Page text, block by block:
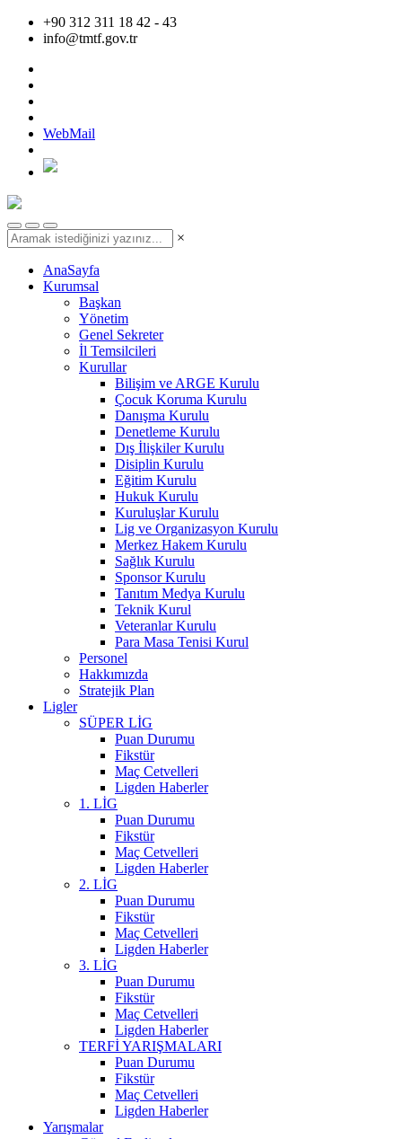
+90 312 311 18 42 - 43
info@tmtf.gov.tr
WebMail
×
AnaSayfa
Kurumsal
Başkan
Yönetim
Genel Sekreter
İl Temsilcileri
Kurullar
Bilişim ve ARGE Kurulu
Çocuk Koruma Kurulu
Danışma Kurulu
Denetleme Kurulu
Dış İlişkiler Kurulu
Disiplin Kurulu
Eğitim Kurulu
Hukuk Kurulu
Kuruluşlar Kurulu
Lig ve Organizasyon Kurulu
Merkez Hakem Kurulu
Sağlık Kurulu
Sponsor Kurulu
Tanıtım Medya Kurulu
Teknik Kurul
Veteranlar Kurulu
Para Masa Tenisi Kurul
Personel
Hakkımızda
Stratejik Plan
Ligler
SÜPER LİG
Puan Durumu
Fikstür
Maç Cetvelleri
Ligden Haberler
1. LİG
Puan Durumu
Fikstür
Maç Cetvelleri
Ligden Haberler
2. LİG
Puan Durumu
Fikstür
Maç Cetvelleri
Ligden Haberler
3. LİG
Puan Durumu
Fikstür
Maç Cetvelleri
Ligden Haberler
TERFİ YARIŞMALARI
Puan Durumu
Fikstür
Maç Cetvelleri
Ligden Haberler
Yarışmalar